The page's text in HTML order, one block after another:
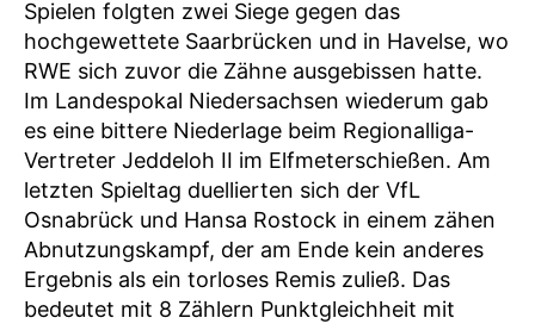
Spielen folgten zwei Siege gegen das
hochgewettete Saarbrücken und in Havelse, wo
RWE sich zuvor die Zähne ausgebissen hatte.
Im Landespokal Niedersachsen wiederum gab
es eine bittere Niederlage beim Regionalliga-
Vertreter Jeddeloh II im Elfmeterschießen. Am
letzten Spieltag duellierten sich der VfL
Osnabrück und Hansa Rostock in einem zähen
Abnutzungskampf, der am Ende kein anderes
Ergebnis als ein torloses Remis zuließ. Das
bedeutet mit 8 Zählern Punktgleichheit mit